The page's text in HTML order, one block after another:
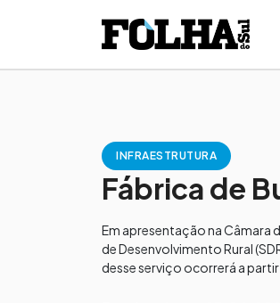
INFRAESTRUTURA
Fábrica de
Em apresentação na Câmara
de Desenvolvimento Rural
desse serviço ocorrerá a